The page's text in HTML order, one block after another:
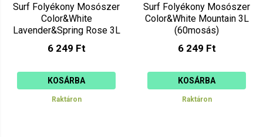
Surf Folyékony Mosószer
Color&White
Lavender&Spring Rose 3L
6 249 Ft
KOSÁRBA
Raktáron
Surf Folyékony Mosószer
Color&White Mountain 3L
(60mosás)
6 249 Ft
KOSÁRBA
Raktáron